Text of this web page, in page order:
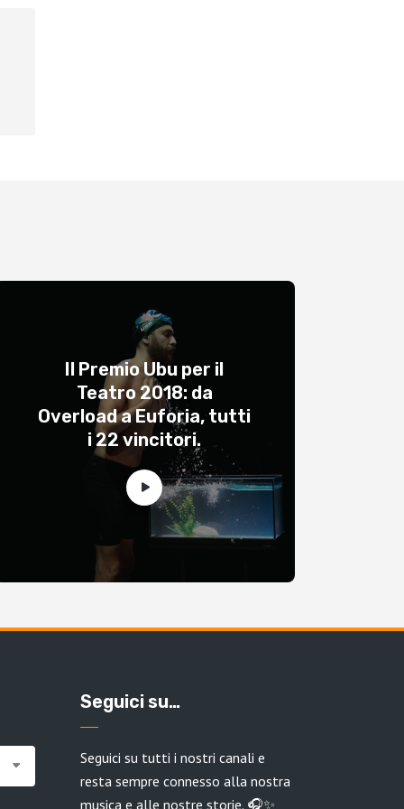
Il Premio Ubu per il
Teatro 2018: da
Overload a Euforia, tutti
i 22 vincitori.
Seguici su…
Seguici su tutti i nostri canali e
resta sempre connesso alla nostra
musica e alle nostre storie. 🎧✨